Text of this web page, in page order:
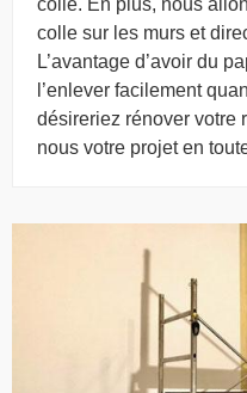
colle sur les murs et
L’avantage d’avoir du
l’enlever facilement
désireriez rénover votre
nous votre projet en